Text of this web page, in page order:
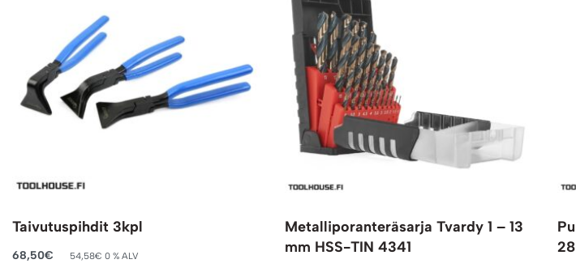
Taivutuspihdit 3kpl
68,50€ 54,58€ 0 % ALV
Metalliporanteräsarja Tvardy 1 – 13
mm HSS-TIN 4341